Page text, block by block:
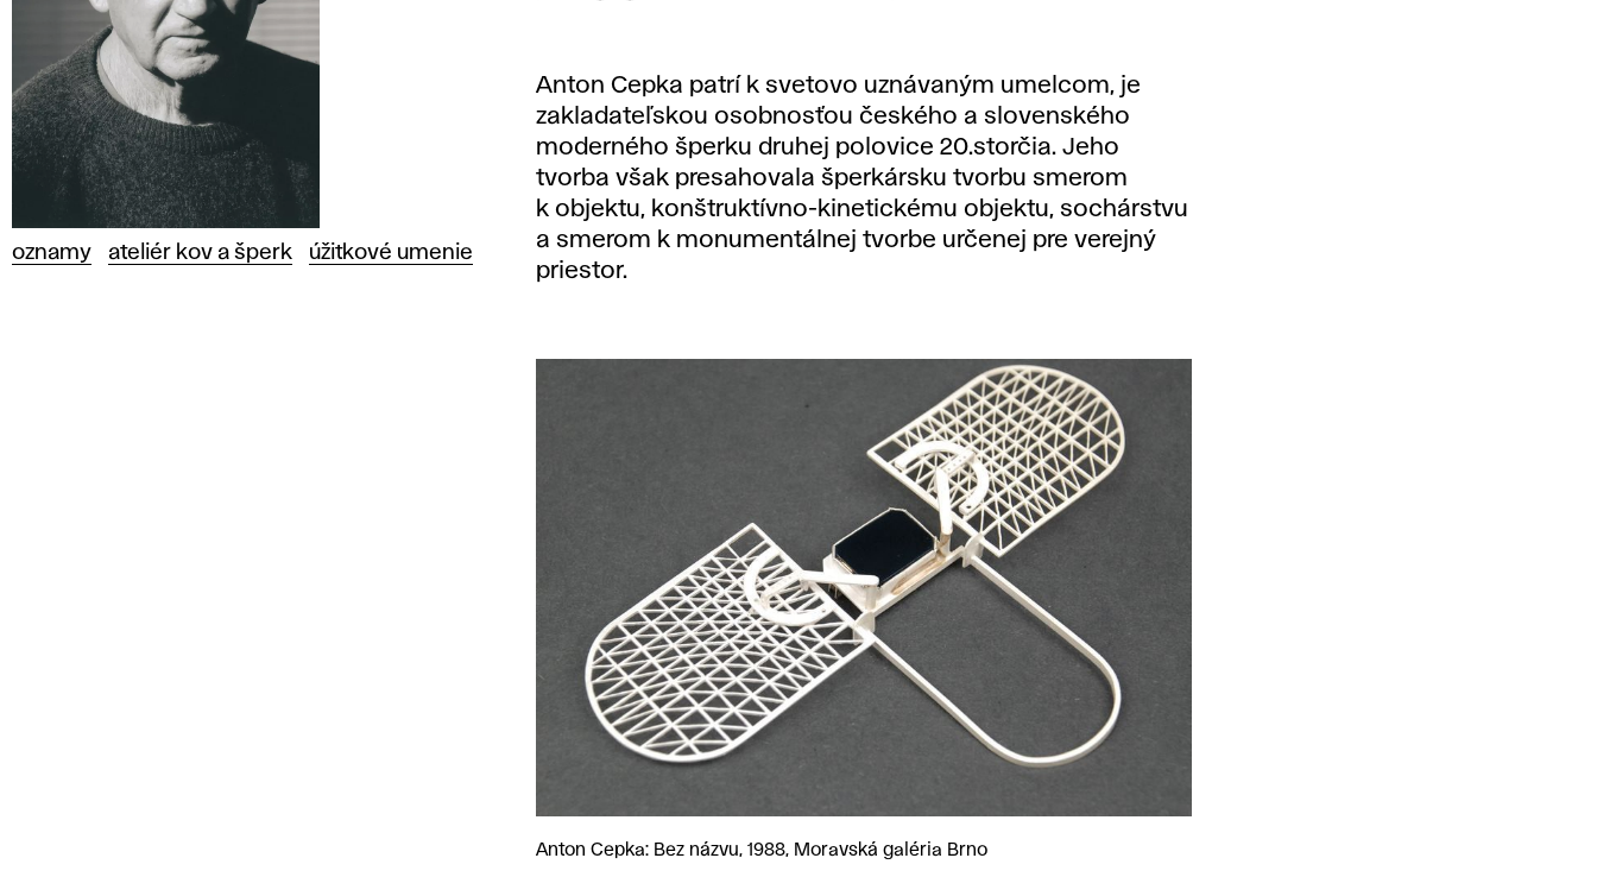
oznamy ateliér kov a šperk úžitkové umenie
Anton Cepka patrí k svetovo uznávaným umelcom, je
zakladateľskou osobnosťou českého a slovenského
moderného šperku druhej polovice 20.storčia. Jeho
tvorba však presahovala šperkársku tvorbu smerom
k objektu, konštruktívno-kinetickému objektu, sochárstvu
a smerom k monumentálnej tvorbe určenej pre verejný
priestor.
Anton Cepka: Bez názvu, 1988, Moravská galéria Brno